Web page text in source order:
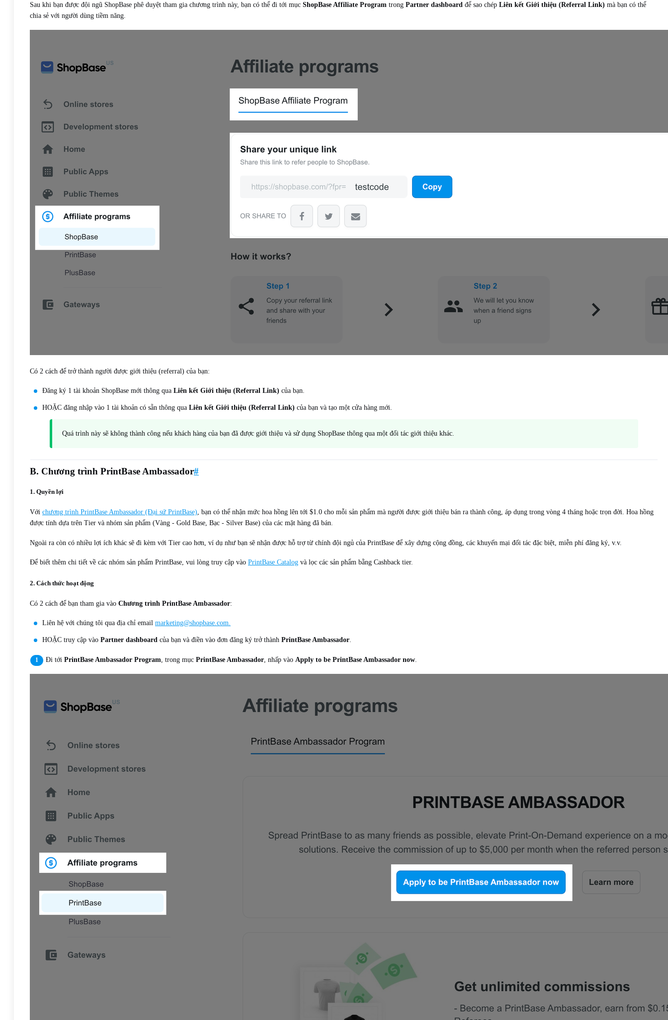
Sau khi bạn được đội ngũ ShopBase phê duyệt tham gia chương trình này, bạn có thể đi tới mục ShopBase Affiliate Program trong Partner dashboard để sao chép Liên kết Giới thiệu (Referral Link) mà bạn có thể
chia sẻ với người dùng tiềm năng.
Có 2 cách để trở thành người được giới thiệu (referral) của bạn:
Đăng ký 1 tài khoản ShopBase mới thông qua Liên kết Giới thiệu (Referral Link) của bạn.
HOẶC đăng nhập vào 1 tài khoản có sẵn thông qua Liên kết Giới thiệu (Referral Link) của bạn và tạo một cửa hàng mới.
Quá trình này sẽ không thành công nếu khách hàng của bạn đã được giới thiệu và sử dụng ShopBase thông qua một đối tác giới thiệu khác.
B. Chương trình PrintBase Ambassador#
1. Quyền lợi
Với chương trình PrintBase Ambassador (Đại sứ PrintBase), bạn có thể nhận mức hoa hồng lên tới $1.0 cho mỗi sản phẩm mà người được giới thiệu bán ra thành công, áp dụng trong vòng 4 tháng hoặc trọn đời. Hoa hồng
được tính dựa trên Tier và nhóm sản phẩm (Vàng - Gold Base, Bạc - Silver Base) của các mặt hàng đã bán.
Ngoài ra còn có nhiều lợi ích khác sẽ đi kèm với Tier cao hơn, ví dụ như bạn sẽ nhận được hỗ trợ từ chính đội ngủ của PrintBase để xây dựng cộng đồng, các khuyến mại đối tác đặc biệt, miễn phí đăng ký, v.v.
Để biết thêm chi tiết về các nhóm sản phẩm PrintBase, vui lòng truy cập vào PrintBase Catalog và lọc các sản phẩm bằng Cashback tier.
2. Cách thức hoạt động
Có 2 cách để bạn tham gia vào Chương trình PrintBase Ambassador:
Liên hệ với chúng tôi qua địa chỉ email marketing@shopbase.com.
HOẶC truy cập vào Partner dashboard của bạn và điền vào đơn đăng ký trở thành PrintBase Ambassador.
Đi tới PrintBase Ambassador Program , trong mục PrintBase Ambassador , nhấp vào Apply to be PrintBase Ambassador now